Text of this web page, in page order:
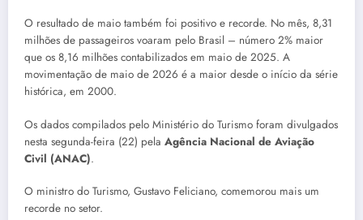
O resultado de maio também foi positivo e recorde. No mês, 8,31
milhões de passageiros voaram pelo Brasil – número 2% maior
que os 8,16 milhões contabilizados em maio de 2025. A
movimentação de maio de 2026 é a maior desde o início da série
histórica, em 2000.
Os dados compilados pelo Ministério do Turismo foram divulgados
nesta segunda-feira (22) pela Agência Nacional de Aviação
Civil (ANAC).
O ministro do Turismo, Gustavo Feliciano, comemorou mais um
recorde no setor.